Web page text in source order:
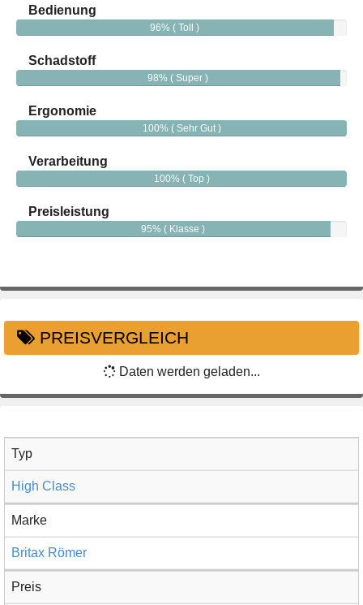
Bedienung
96% ( Toll )
Schadstoff
98% ( Super )
Ergonomie
100% ( Sehr Gut )
Verarbeitung
100% ( Top )
Preisleistung
95% ( Klasse )
PREISVERGLEICH
Daten werden geladen...
Typ
High Class
Marke
Britax Römer
Preis